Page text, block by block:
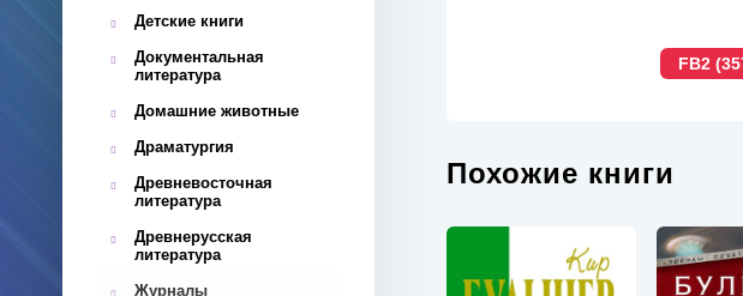
Детские книги
Документальная
литература
Домашние животные
Драматургия
Древневосточная
литература
Древнерусская
литература
Журналы
FB2
Похожие книги